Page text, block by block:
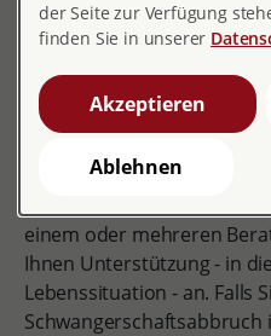
pro familia ist eine
§219 StGB. Auf Grundlage
ergebnisoffen, kostenlos
einem oder mehreren
Ihnen Unterstützung - in
Lebenssituation - an. Falls
Schwangerschaftsabbruch
der Seite zur Verfügung
finden Sie in unserer
Akzeptieren
Ablehnen